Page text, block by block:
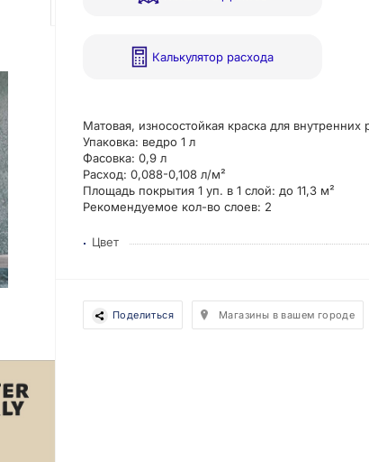
Калькулятор расхода
Матовая, износостойкая краска для внутренних
Упаковка: ведро 1 л
Фасовка: 0,9 л
Расход: 0,088-0,108 л/м²
Площадь покрытия 1 уп. в 1 слой: до 11,3 м²
Рекомендуемое кол-во слоев: 2
Цвет
Поделиться Магазины в вашем городе